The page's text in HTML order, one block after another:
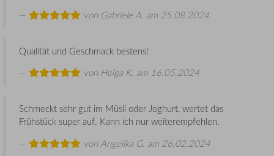
von Gabriele A. am 25.08.2024
Qualität und Geschmack bestens!
von Helga K. am 16.05.2024
Schmeckt sehr gut im Müsli oder Joghurt, wertet das
Frühstück super auf. Kann ich nur weiterempfehlen.
von Angelika G. am 26.02.2024